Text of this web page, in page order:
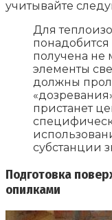
учитывайте
Для
понадобится
получена не
элементы
должны
пристанет
субстанции
Подготовка
опилками